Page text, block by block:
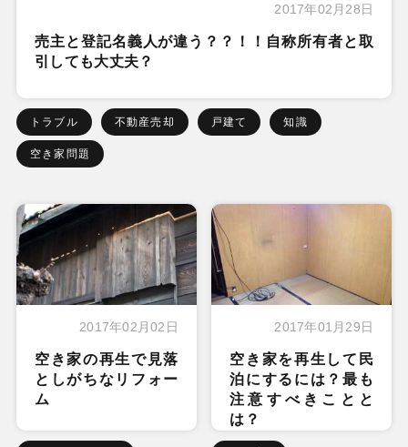
2017年02月28日
売主と登記名義人が違う？？！！自称所有者と取
引しても大丈夫？
トラブル 不動産売却 戸建て 知識
空き家問題
2017年02月02日
空き家の再生で見落
としがちなリフォー
ム
2017年01月29日
空き家を再生して民
泊にするには？最も
注意すべきことと
は？